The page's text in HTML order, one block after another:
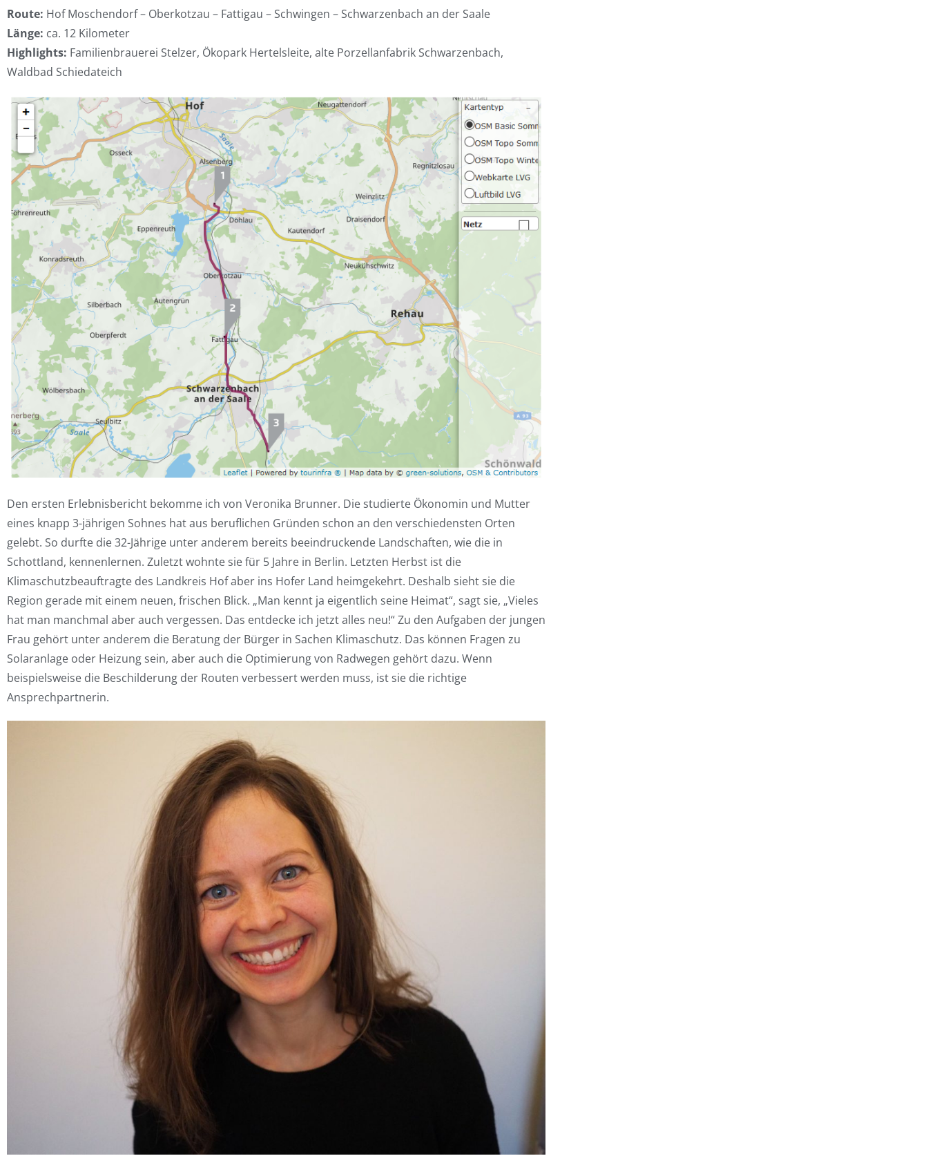
Route: Hof Moschendorf – Oberkotzau – Fattigau – Schwingen – Schwarzenbach an der Saale
Länge: ca. 12 Kilometer
Highlights: Familienbrauerei Stelzer, Ökopark Hertelsleite, alte Porzellanfabrik Schwarzenbach,
Waldbad Schiedateich
Den ersten Erlebnisbericht bekomme ich von Veronika Brunner. Die studierte Ökonomin und Mutter
eines knapp 3-jährigen Sohnes hat aus beruflichen Gründen schon an den verschiedensten Orten
gelebt. So durfte die 32-Jährige unter anderem bereits beeindruckende Landschaften, wie die in
Schottland, kennenlernen. Zuletzt wohnte sie für 5 Jahre in Berlin. Letzten Herbst ist die
Klimaschutzbeauftragte des Landkreis Hof aber ins Hofer Land heimgekehrt. Deshalb sieht sie die
Region gerade mit einem neuen, frischen Blick. „Man kennt ja eigentlich seine Heimat“, sagt sie, „Vieles
hat man manchmal aber auch vergessen. Das entdecke ich jetzt alles neu!“ Zu den Aufgaben der jungen
Frau gehört unter anderem die Beratung der Bürger in Sachen Klimaschutz. Das können Fragen zu
Solaranlage oder Heizung sein, aber auch die Optimierung von Radwegen gehört dazu. Wenn
beispielsweise die Beschilderung der Routen verbessert werden muss, ist sie die richtige
Ansprechpartnerin.